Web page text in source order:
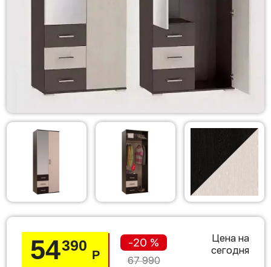
54390
Р
-20 %
67 990
Цена на
сегодня